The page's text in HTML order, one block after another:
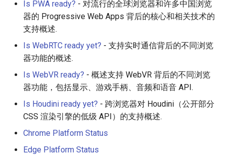
JMeter
创造性编程
免费软件
Is PWA ready? - 对流行的全球浏览器和许多中国浏览
器的 Progressive Web Apps 背后的核心和相关技术的
支持概述.
Is WebRTC ready yet? - 支持实时通信背后的不同浏览
器功能的概述.
Is WebVR ready? - 概述支持 WebVR 背后的不同浏览
器功能，包括显示、游戏手柄、音频和语音 API.
Is Houdini ready yet? - 跨浏览器对 Houdini（公开部分
CSS 渲染引擎的低级 API）的支持概述.
Chrome Platform Status
Edge Platform Status